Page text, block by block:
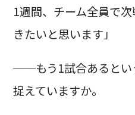
1週間、チーム全員で
きたいと思います」
──もう1試合あるとい
捉えていますか。